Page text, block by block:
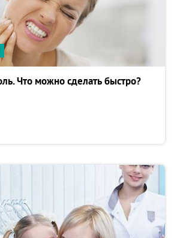
Что можно сделать быстро?